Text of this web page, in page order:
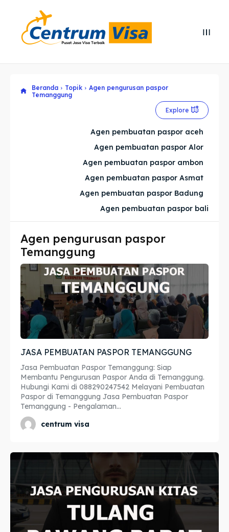
Explore our destinations
Imta
Legalisir
Apostille
Penerjemah
Asuransi
Explore our destinations
Imta
Legalisir
Apostille
Penerjemah
Asuransi
Beranda Topik
Agen pengurusan paspor
Temanggung
Explore
Agen pembuatan paspor aceh
Agen pembuatan paspor Alor
Agen pembuatan paspor ambon
Agen pembuatan paspor Asmat
Agen pembuatan paspor Badung
Agen pembuatan paspor bali
Agen pengurusan paspor
Temanggung
JASA PEMBUATAN PASPOR TEMANGGUNG
Jasa Pembuatan Paspor Temanggung: Siap
Membantu Pengurusan Paspor Anda di Temanggung.
Hubungi Kami di 088290247542 Melayani Pembuatan
Paspor di Temanggung Jasa Pembuatan Paspor
Temanggung - Pengalaman...
centrum visa